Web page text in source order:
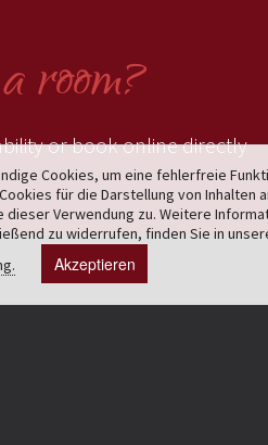
room?
or book online directly
Cookies, um eine fehlerfreie
für die Darstellung von Inhalten
Verwendung zu. Weitere
zu widerrufen, finden Sie in
Akzeptieren